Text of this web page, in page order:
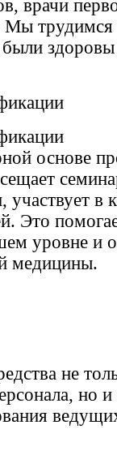
врачи
Мы трудимся
здоровы
основе
участвует в
Это
уровне и
медицины.
не
но